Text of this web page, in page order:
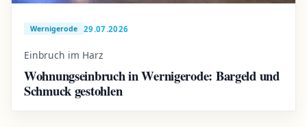
Wernigerode 29.07.2026
Einbruch im Harz
Wohnungseinbruch in Wernigerode: Bargeld und
Schmuck gestohlen